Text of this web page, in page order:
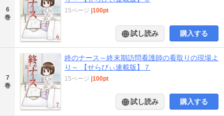
6
巻
15ページ |100pt
試し読み 購入する
7
巻
終のナース～終末期訪問看護師の看取りの現場よ
り～ 【せらびぃ連載版】７
15ページ |100pt
試し読み 購入する